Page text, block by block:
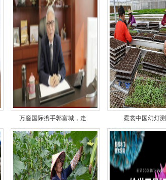
万銮国际携手郭富城，走 霓裳中国幻灯